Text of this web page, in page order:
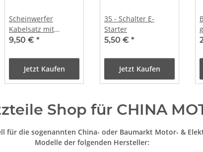
Scheinwerfer
Kabelsatz mit
Lampenfassungen -
u.a.
9,50 € *
Jetzt Kaufen
35 - Schalter E-
Starter
5,50 € *
Jetzt Kaufen
Shop für CHINA
für die sogenannten China- oder Baumarkt Motor- &
Modelle der folgenden Hersteller: